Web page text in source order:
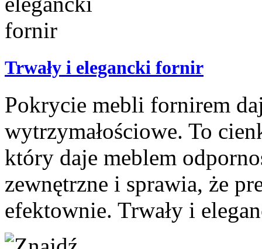
Trwały i elegancki fornir
Pokrycie mebli fornirem
wytrzymałościowe. To
który daje meblem
zewnętrzne i sprawia, że
efektownie. Trwały i